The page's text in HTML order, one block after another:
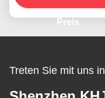
Preis
Treten Sie mit uns